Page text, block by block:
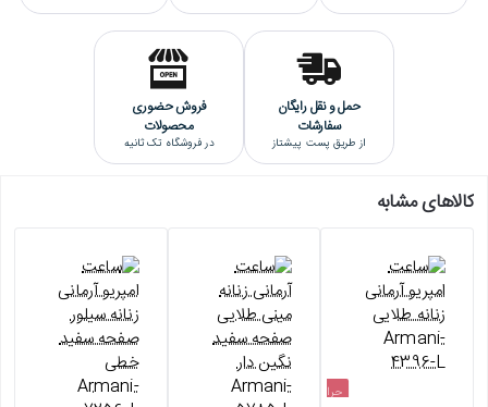
کیفیت ساخت این ساعت مچی امپریوآرمانی "های کپی درجه یک" است که
بالاترین کیفیت هایکپی است.
حمل و نقل رایگان
سفارشات
از طریق پست پیشتاز
فروش حضوری
محصولات
در فروشگاه تک ثانیه
کالاهای مشابه
حراج